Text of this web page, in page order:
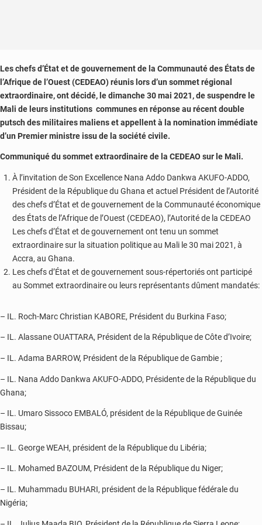
Les chefs d’État et de gouvernement de la Communauté des États de
l’Afrique de l’Ouest (CEDEAO) réunis lors d’un sommet régional
extraordinaire, ont décidé, le dimanche 30 mai 2021, de suspendre le
Mali de leurs institutions communes en réponse au récent double
putsch des militaires maliens et appellent à la nomination immédiate
d’un Premier ministre issu de la société civile.
Communiqué du sommet extraordinaire de la CEDEAO sur le Mali.
À l’invitation de Son Excellence Nana Addo Dankwa AKUFO-ADDO,
Président de la République du Ghana et actuel Président de l’Autorité
des chefs d’État et de gouvernement de la Communauté économique
des États de l’Afrique de l’Ouest (CEDEAO), l’Autorité de la CEDEAO
Les chefs d’État et de gouvernement ont tenu un sommet
extraordinaire sur la situation politique au Mali le 30 mai 2021, à
Accra, au Ghana.
Les chefs d’État et de gouvernement sous-répertoriés ont participé
au Sommet extraordinaire ou leurs représentants dûment mandatés:
– IL. Roch-Marc Christian KABORE, Président du Burkina Faso;
– IL. Alassane OUATTARA, Président de la République de Côte d’Ivoire;
– IL. Adama BARROW, Président de la République de Gambie ;
– IL. Nana Addo Dankwa AKUFO-ADDO, Présidente de la République du
Ghana;
– IL. Umaro Sissoco EMBALÓ, président de la République de Guinée
Bissau;
– IL. George WEAH, président de la République du Libéria;
– IL. Mohamed BAZOUM, Président de la République du Niger;
– IL. Muhammadu BUHARI, président de la République fédérale du
Nigéria;